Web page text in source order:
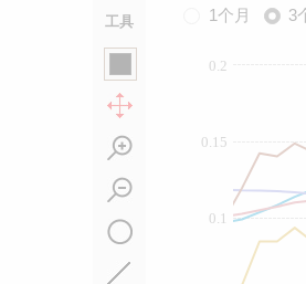
工具 1个月 3
0.1
0.15
0.2